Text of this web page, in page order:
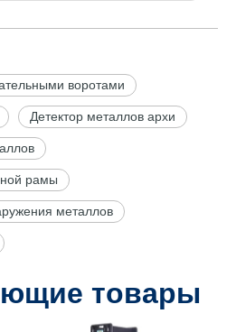
воротами
Детектор металлов архи
рамы
металлов
товары